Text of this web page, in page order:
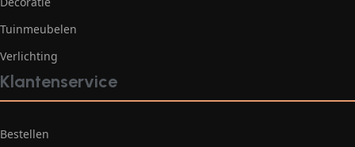
Tuinmeubelen
Verlichting
Klantenservice
Bestellen